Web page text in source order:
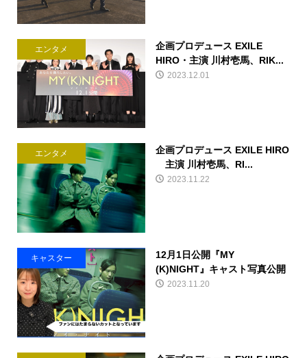
エンタメ
企画プロデュース EXILE
HIRO・主演 川村壱馬、RIK...
2023.12.01
エンタメ
企画プロデュース EXILE HIRO
主演 川村壱馬、RI...
2023.11.22
キャスター
12月1日公開『MY
(K)NIGHT』キャスト写真公開
2023.11.20